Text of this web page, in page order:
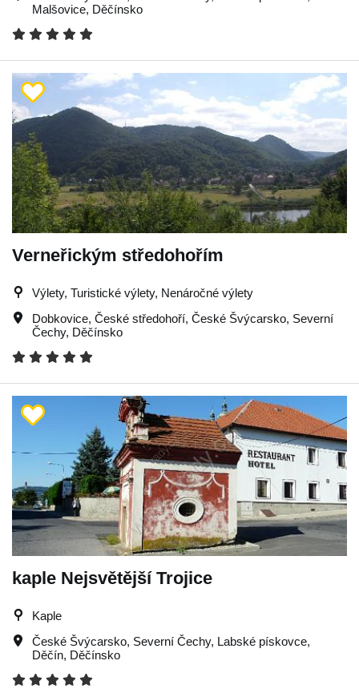
Malšovice, Děčínsko
Verneřickým středohořím
Výlety, Turistické výlety, Nenáročné výlety
Dobkovice, České středohoří, České Švýcarsko, Severní
Čechy, Děčínsko
kaple Nejsvětější Trojice
Kaple
České Švýcarsko, Severní Čechy, Labské pískovce,
Děčín, Děčínsko